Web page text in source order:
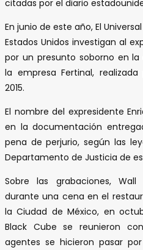
citadas por el diario
En junio de este año, El
Estados Unidos investigan al
por un presunto soborno en
la empresa Fertinal,
2015.
El nombre del expresidente
en la documentación
pena de perjurio, según las
Departamento de Justicia de
Sobre las grabaciones,
durante una cena en el
la Ciudad de México, en
Black Cube se reunieron
agentes se hicieron pasar